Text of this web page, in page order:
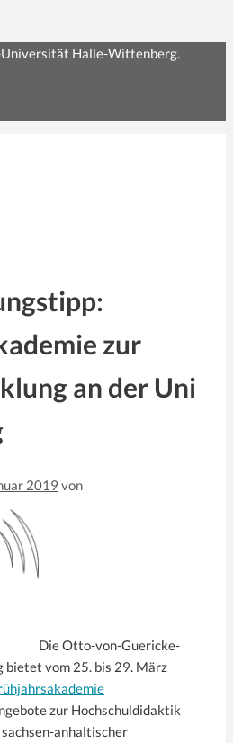
Halle-Wittenberg.
zur
an der Uni
2019 von
Die Otto-von-Guericke-
vom 25. bis 29. März
zur Hochschuldidaktik
anhaltischer